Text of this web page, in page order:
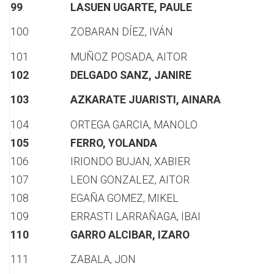
99
LASUEN UGARTE, PAULE
100
ZOBARAN DÍEZ, IVÁN
101
MUÑOZ POSADA, AITOR
102
DELGADO SANZ, JANIRE
103
AZKARATE JUARISTI, AINARA
104
ORTEGA GARCIA, MANOLO
105
FERRO, YOLANDA
106
IRIONDO BUJAN, XABIER
107
LEON GONZALEZ, AITOR
108
EGAÑA GOMEZ, MIKEL
109
ERRASTI LARRAÑAGA, IBAI
110
GARRO ALCIBAR, IZARO
111
ZABALA, JON